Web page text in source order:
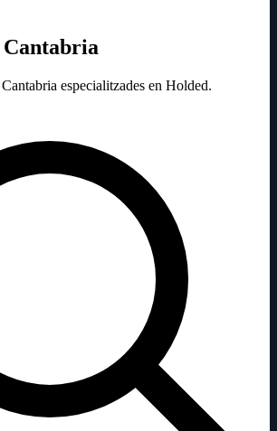
Cantabria
especialitzades en Holded.